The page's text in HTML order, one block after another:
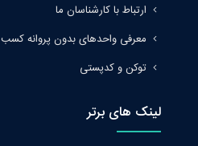
ارتباط با کارشناسان ما
معرفی واحدهای بدون پروانه کسب
توکن و کدپستی
لینک های برتر